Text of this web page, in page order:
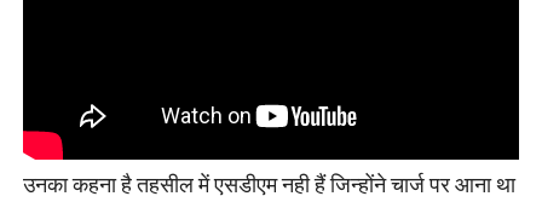
उनका कहना है तहसील में एसडीएम नही हैं जिन्होंने चार्ज पर आना था